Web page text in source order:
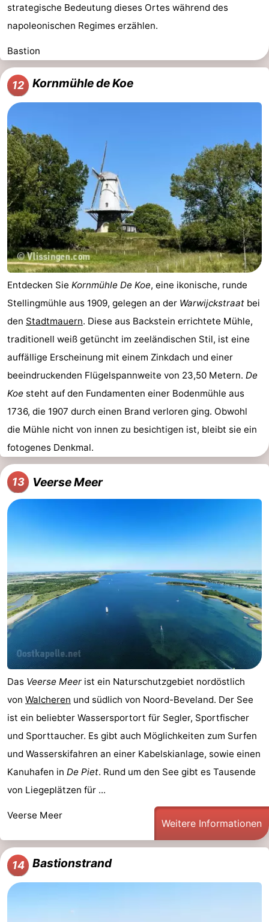
strategische Bedeutung dieses Ortes während des
napoleonischen Regimes erzählen.
Bastion
12 Kornmühle de Koe
Entdecken Sie Kornmühle De Koe, eine ikonische, runde
Stellingmühle aus 1909, gelegen an der Warwijckstraat bei
den Stadtmauern. Diese aus Backstein errichtete Mühle,
traditionell weiß getüncht im zeeländischen Stil, ist eine
auffällige Erscheinung mit einem Zinkdach und einer
beeindruckenden Flügelspannweite von 23,50 Metern. De
Koe steht auf den Fundamenten einer Bodenmühle aus
1736, die 1907 durch einen Brand verloren ging. Obwohl
die Mühle nicht von innen zu besichtigen ist, bleibt sie ein
fotogenes Denkmal.
13 Veerse Meer
Das Veerse Meer ist ein Naturschutzgebiet nordöstlich
von Walcheren und südlich von Noord-Beveland. Der See
ist ein beliebter Wassersportort für Segler, Sportfischer
und Sporttaucher. Es gibt auch Möglichkeiten zum Surfen
und Wasserskifahren an einer Kabelskianlage, sowie einen
Kanuhafen in De Piet. Rund um den See gibt es Tausende
von Liegeplätzen für ...
Veerse Meer
Weitere Informationen
14 Bastionstrand